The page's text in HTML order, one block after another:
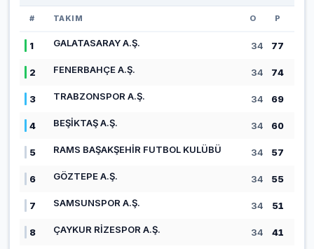
# TAKIM O P
1 GALATASARAY A.Ş. 34 77
2 FENERBAHÇE A.Ş. 34 74
3 TRABZONSPOR A.Ş. 34 69
4 BEŞİKTAŞ A.Ş. 34 60
5 RAMS BAŞAKŞEHİR FUTBOL KULÜBÜ 34 57
6 GÖZTEPE A.Ş. 34 55
7 SAMSUNSPOR A.Ş. 34 51
8 ÇAYKUR RİZESPOR A.Ş. 34 41